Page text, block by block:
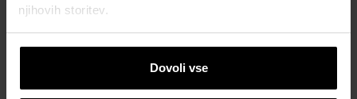
njihovih storitev.
Dovoli vse
brošure in